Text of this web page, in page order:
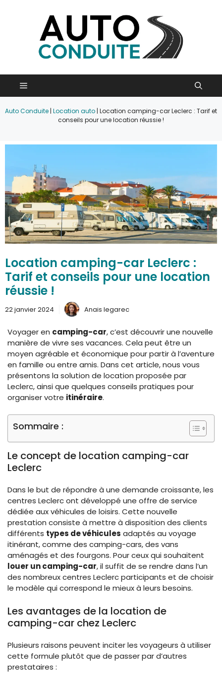
Menu
Auto Conduite | Location auto | Location camping-car Leclerc : Tarif et
conseils pour une location réussie !
Location camping-car Leclerc :
Tarif et conseils pour une location
réussie !
22 janvier 2024 Anais legarec
Voyager en camping-car, c’est découvrir une nouvelle
manière de vivre ses vacances. Cela peut être un
moyen agréable et économique pour partir à l’aventure
en famille ou entre amis. Dans cet article, nous vous
présentons la solution de location proposée par
Leclerc, ainsi que quelques conseils pratiques pour
organiser votre itinéraire.
Sommaire :
Le concept de location camping-car
Leclerc
Dans le but de répondre à une demande croissante, les
centres Leclerc ont développé une offre de service
dédiée aux véhicules de loisirs. Cette nouvelle
prestation consiste à mettre à disposition des clients
différents types de véhicules adaptés au voyage
itinérant, comme des camping-cars, des vans
aménagés et des fourgons. Pour ceux qui souhaitent
louer un camping-car, il suffit de se rendre dans l’un
des nombreux centres Leclerc participants et de choisir
le modèle qui correspond le mieux à leurs besoins.
Les avantages de la location de
camping-car chez Leclerc
Plusieurs raisons peuvent inciter les voyageurs à utiliser
cette formule plutôt que de passer par d’autres
prestataires :